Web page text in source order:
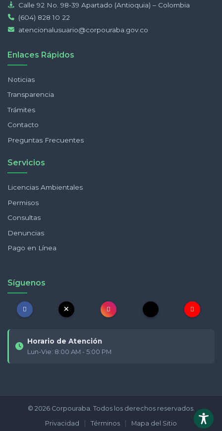
Calle 92 No. 98-39 Apartado (Antioquia) – Colombia
(604) 828 10 22
atencionalusuario@corpouraba.gov.co
Enlaces Rápidos
Noticias
Transparencia
Trámites
Contacto
Preguntas Frecuentes
Servicios
Licencias Ambientales
Permisos
Consultas
Denuncias
Pago en Línea
Síguenos
Horario de Atención
Lun-Vie: 8:00 AM - 5:00 PM
© 2026 Corpouraba. Todos los derechos reservados.
Privacidad
| Términos | Mapa del Sitio